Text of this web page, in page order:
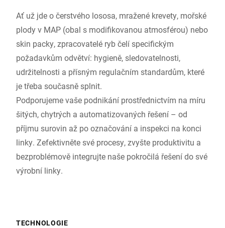
Ať už jde o čerstvého lososa, mražené krevety, mořské
plody v MAP (obal s modifikovanou atmosférou) nebo
skin packy, zpracovatelé ryb čelí specifickým
požadavkům odvětví: hygieně, sledovatelnosti,
udržitelnosti a přísným regulačním standardům, které
je třeba současně splnit.
Podporujeme vaše podnikání prostřednictvím na míru
šitých, chytrých a automatizovaných řešení – od
příjmu surovin až po označování a inspekci na konci
linky. Zefektivněte své procesy, zvyšte produktivitu a
bezproblémově integrujte naše pokročilá řešení do své
výrobní linky.
TECHNOLOGIE